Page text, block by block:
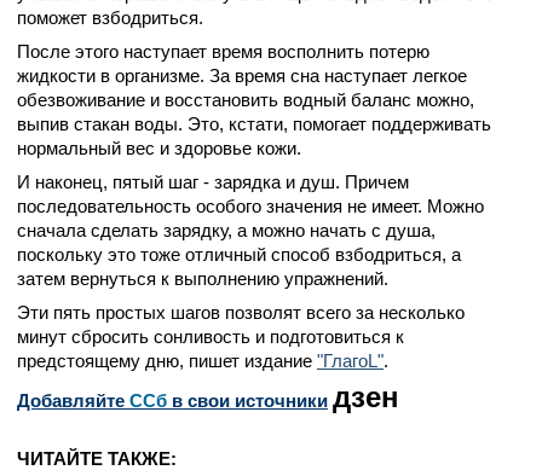
поможет взбодриться.
После этого наступает время восполнить потерю
жидкости в организме. За время сна наступает легкое
обезвоживание и восстановить водный баланс можно,
выпив стакан воды. Это, кстати, помогает поддерживать
нормальный вес и здоровье кожи.
И наконец, пятый шаг - зарядка и душ. Причем
последовательность особого значения не имеет. Можно
сначала сделать зарядку, а можно начать с душа,
поскольку это тоже отличный способ взбодриться, а
затем вернуться к выполнению упражнений.
Эти пять простых шагов позволят всего за несколько
минут сбросить сонливость и подготовиться к
предстоящему дню, пишет издание "ГлагоL".
Добавляйте CСб в свои источники дзен
ЧИТАЙТЕ ТАКЖЕ: